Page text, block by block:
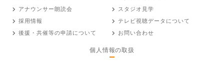
アナウンサー朗読会
スタジオ見学
採用情報
テレビ視聴データについて
後援・共催等の申請について
お問い合わせ
個人情報の取扱